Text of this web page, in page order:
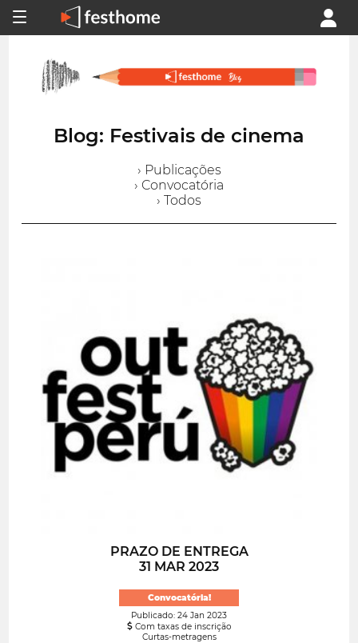
Blog: Festivais de cinema
› Publicações
› Convocatória
› Todos
PRAZO DE ENTREGA
31 MAR 2023
Convocatória!
Publicado: 24 Jan 2023
Com taxas de inscrição
Curtas-metragens